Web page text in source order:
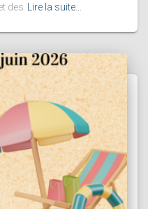
des Lire la suite…